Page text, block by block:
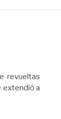
revueltas
extendió a